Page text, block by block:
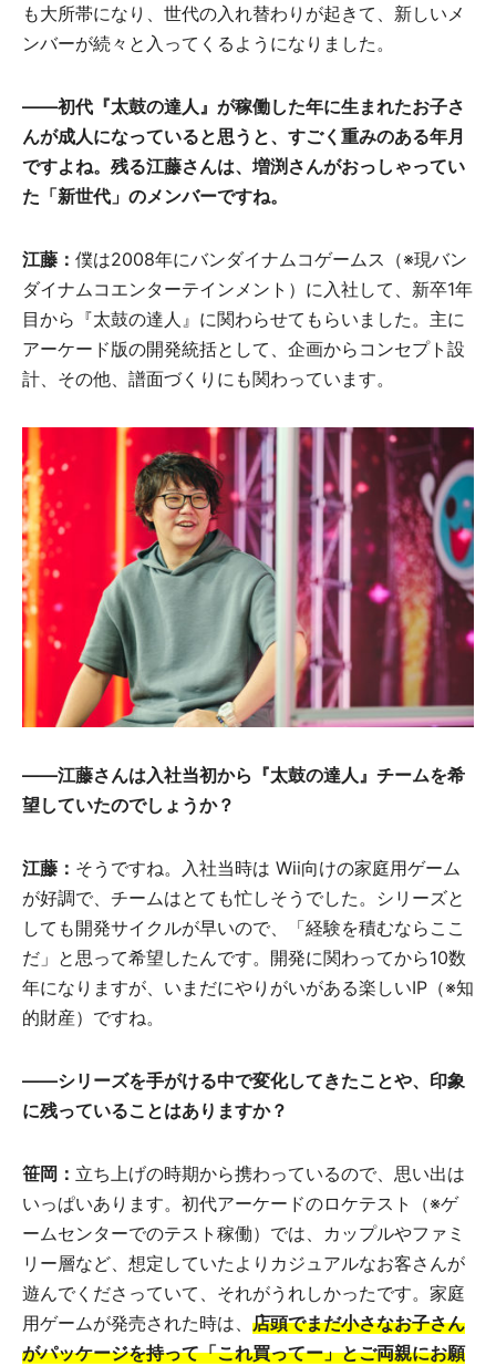
も大所帯になり、世代の入れ替わりが起きて、新しいメ
ンバーが続々と入ってくるようになりました。
――初代『太鼓の達人』が稼働した年に生まれたお子さ
んが成人になっていると思うと、すごく重みのある年月
ですよね。残る江藤さんは、増渕さんがおっしゃってい
た「新世代」のメンバーですね。
江藤： 僕は2008年にバンダイナムコゲームス（※現バン
ダイナムコエンターテインメント）に入社して、新卒1年
目から『太鼓の達人』に関わらせてもらいました。主に
アーケード版の開発統括として、企画からコンセプト設
計、その他、譜面づくりにも関わっています。
――江藤さんは入社当初から『太鼓の達人』チームを希
望していたのでしょうか？
江藤： そうですね。入社当時は Wii向けの家庭用ゲーム
が好調で、チームはとても忙しそうでした。シリーズと
しても開発サイクルが早いので、「経験を積むならここ
だ」と思って希望したんです。開発に関わってから10数
年になりますが、いまだにやりがいがある楽しいIP（※知
的財産）ですね。
――シリーズを手がける中で変化してきたことや、印象
に残っていることはありますか？
笹岡： 立ち上げの時期から携わっているので、思い出は
いっぱいあります。初代アーケードのロケテスト（※ゲ
ームセンターでのテスト稼働）では、カップルやファミ
リー層など、想定していたよりカジュアルなお客さんが
遊んでくださっていて、それがうれしかったです。家庭
用ゲームが発売された時は、 店頭でまだ小さなお子さん
がパッケージを持って「これ買ってー」とご両親にお願